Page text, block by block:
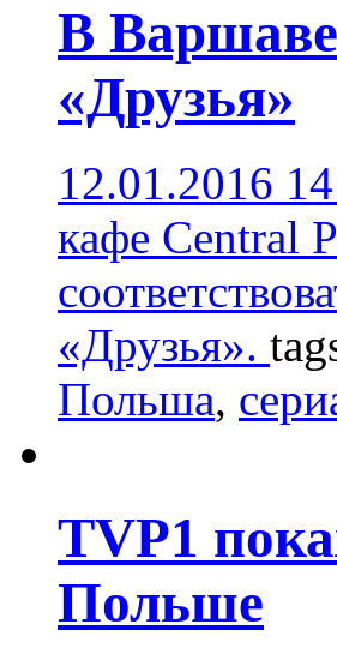
В Варшаве
«Друзья»
12.01.2016
кафе Central
«Друзья».
Польша,
TVP1
Польше